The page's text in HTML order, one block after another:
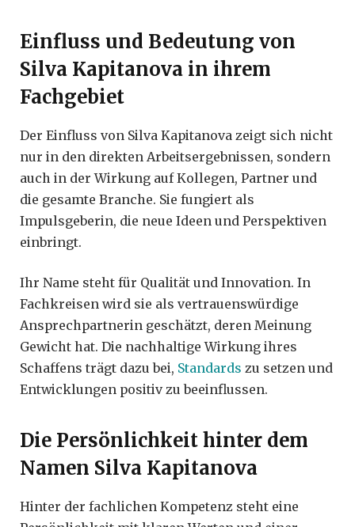
Einfluss und Bedeutung von
Silva Kapitanova in ihrem
Fachgebiet
Der Einfluss von Silva Kapitanova zeigt sich nicht
nur in den direkten Arbeitsergebnissen, sondern
auch in der Wirkung auf Kollegen, Partner und
die gesamte Branche. Sie fungiert als
Impulsgeberin, die neue Ideen und Perspektiven
einbringt.
Ihr Name steht für Qualität und Innovation. In
Fachkreisen wird sie als vertrauenswürdige
Ansprechpartnerin geschätzt, deren Meinung
Gewicht hat. Die nachhaltige Wirkung ihres
Schaffens trägt dazu bei, Standards zu setzen und
Entwicklungen positiv zu beeinflussen.
Die Persönlichkeit hinter dem
Namen Silva Kapitanova
Hinter der fachlichen Kompetenz steht eine